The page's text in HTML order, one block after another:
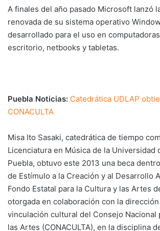
A finales del año pasado Microsoft lanzó
renovada de su sistema operativo
desarrollado para el uso en
escritorio, netbooks y tabletas.
Puebla Noticias: Catedrática UDLAP
CONACULTA
Misa Ito Sasaki, catedrática de tiempo
Licenciatura en Música de la Universidad
Puebla, obtuvo este 2013 una beca
de Estímulo a la Creación y al Desarrollo
Fondo Estatal para la Cultura y las Artes
otorgada en colaboración con la
vinculación cultural del Consejo Nacional
las Artes (CONACULTA), en la disciplina